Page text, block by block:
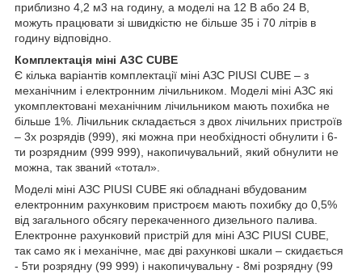
приблизно 4,2 м3 на годину, а моделі на 12 В або 24 В,
можуть працювати зі швидкістю не більше 35 і 70 літрів в
годину відповідно.
Комплектація міні АЗС CUBE
Є кілька варіантів комплектації міні АЗС PIUSI CUBE – з
механічним і електронним лічильником. Моделі міні АЗС які
укомплектовані механічним лічильником мають похибка не
більше 1%. Лічильник складається з двох лічильних пристроїв
– 3х розрядів (999), які можна при необхідності обнулити і 6-
ти розрядним (999 999), накопичувальний, який обнулити не
можна, так званий «тотал».
Моделі міні АЗС PIUSI CUBE які обладнані вбудованим
електронним рахунковим пристроєм мають похибку до 0,5%
від загального обсягу перекаченного дизельного палива.
Електронне рахунковий пристрій для міні АЗС PIUSI CUBE,
так само як і механічне, має дві рахункові шкали – скидається
- 5ти розрядну (99 999) і накопичувальну - 8мі розрядну (99